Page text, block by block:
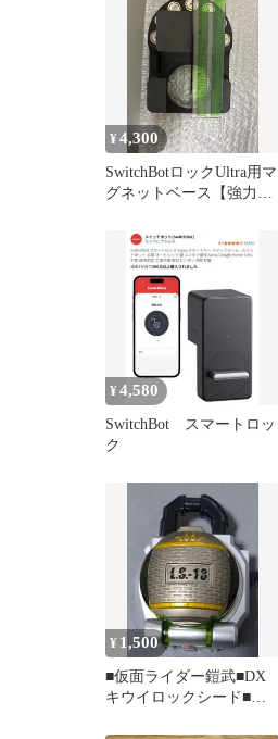
¥4,300
SwitchBotロックUltra用マ
グネットベース【強力磁
¥4,580
SwitchBot スマートロッ
ク
¥ 1,500
■仮面ライダー鎧武■DX
キウイロックシード■各